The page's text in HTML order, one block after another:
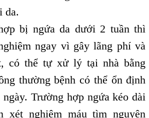
da.
bị ngứa da dưới 2 tuần thì
ngay vì gây lãng phí và
có thể tự xử lý tại nhà bằng
thường bệnh có thể ổn định
ngày. Trường hợp ngứa kéo dài
xét nghiệm máu tìm nguyên